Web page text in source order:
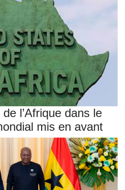
l’Afrique dans le
mis en avant